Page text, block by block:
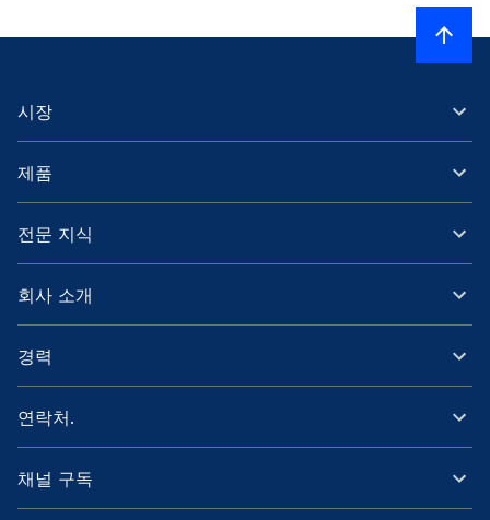
시장
제품
전문 지식
회사 소개
경력
연락처.
채널 구독